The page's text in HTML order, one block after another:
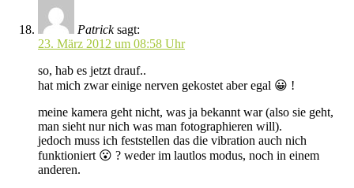
Patrick sagt:
23. März 2012 um 08:58 Uhr
so, hab es jetzt drauf..
hat mich zwar einige nerven gekostet aber egal 😀 !
meine kamera geht nicht, was ja bekannt war (also sie geht,
man sieht nur nich was man fotographieren will).
jedoch muss ich feststellen das die vibration auch nich
funktioniert 😮 ? weder im lautlos modus, noch in einem
anderen.